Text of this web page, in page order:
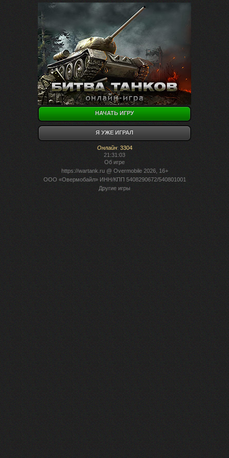
НАЧАТЬ ИГРУ
Я УЖЕ ИГРАЛ
Онлайн: 3304
21:31:03
Об игре
https://wartank.ru@ Overmobile 2026, 16+
ООО «Овермобайл» ИНН/КПП 5408290672/540801001
Другие игры